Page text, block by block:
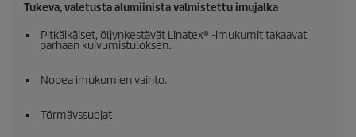
Tukeva, valetusta alumiinista valmistettu imujalka
Pitkäikäiset, öljynkestävät Linatex® -imukumit takaavat
parhaan kuivumistuloksen.
Nopea imukumien vaihto.
Törmäyssuojat